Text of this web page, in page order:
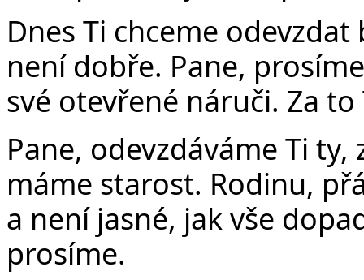
Dnes Ti chceme
není dobře. Pane,
své otevřené náruči. Za
Pane, odevzdáváme Ti
máme starost. Rodinu,
a není jasné, jak vše
prosíme.